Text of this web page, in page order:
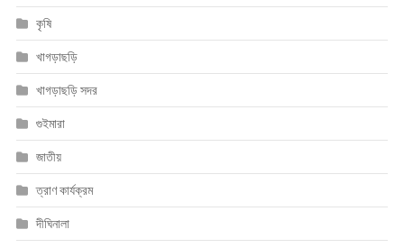
কৃষি
খাগড়াছড়ি
খাগড়াছড়ি সদর
গুইমারা
জাতীয়
ত্রাণ কার্যক্রম
দীঘিনালা